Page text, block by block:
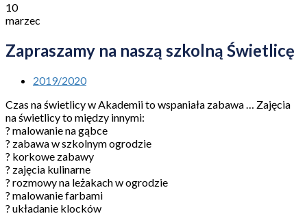
10
marzec
Zapraszamy na naszą szkolną Świetlicę
2019/2020
Czas na świetlicy w Akademii to wspaniała zabawa … Zajęcia
na świetlicy to między innymi:
? malowanie na gąbce
? zabawa w szkolnym ogrodzie
? korkowe zabawy
? zajęcia kulinarne
? rozmowy na leżakach w ogrodzie
? malowanie farbami
? układanie klocków